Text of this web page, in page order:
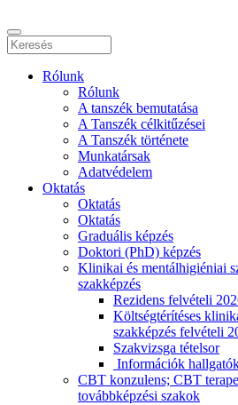
Rólunk
Rólunk
A tanszék bemutatása
A Tanszék célkitűzései
A Tanszék története
Munkatársak
Adatvédelem
Oktatás
Oktatás
Oktatás
Graduális képzés
Doktori (PhD) képzés
Klinikai és mentálhigiéniai
szakképzés
Rezidens felvételi
Költségtérítéses
szakképzés felvételi
Szakvizsga tételsor
Információk
CBT konzulens; CBT
továbbképzési szakok